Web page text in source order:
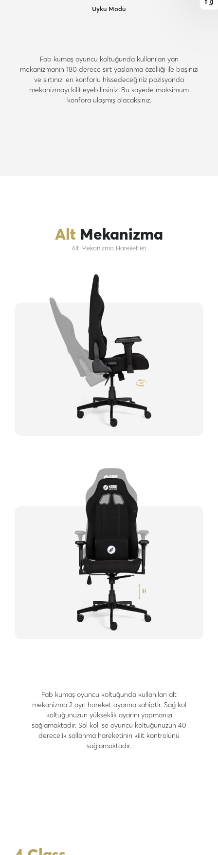
Uyku Modu
Fab kumaş oyuncu koltuğunda kullanılan yan
mekanizmanın 180 derece sırt yaslanma özelliği ile başınızı
ve sırtınızı en konforlu hissedeceğiniz pozisyonda
mekanizmayı kilitleyebilirsiniz. Bu sayede maksimum
konfora ulaşmış olacaksınız.
Alt Mekanizma
Alt Mekanizma Hareketleri
Fab kumaş oyuncu koltuğunda kullanılan alt
mekanizma 2 ayrı hareket ayarına sahiptir. Sağ kol
koltuğunuzun yükseklik ayarını yapmanızı
sağlamaktadır. Sol kol ise oyuncu koltuğunuzun 40
derecelik sallanma hareketinin kilit kontrolünü
sağlamaktadır.